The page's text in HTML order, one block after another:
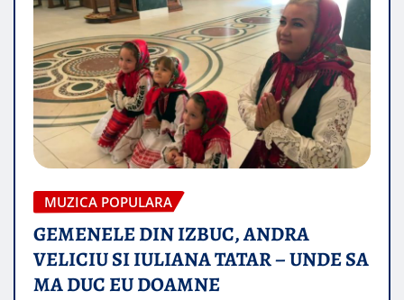
MUZICA POPULARA
GEMENELE DIN IZBUC, ANDRA
VELICIU SI IULIANA TATAR – UNDE SA
MA DUC EU DOAMNE